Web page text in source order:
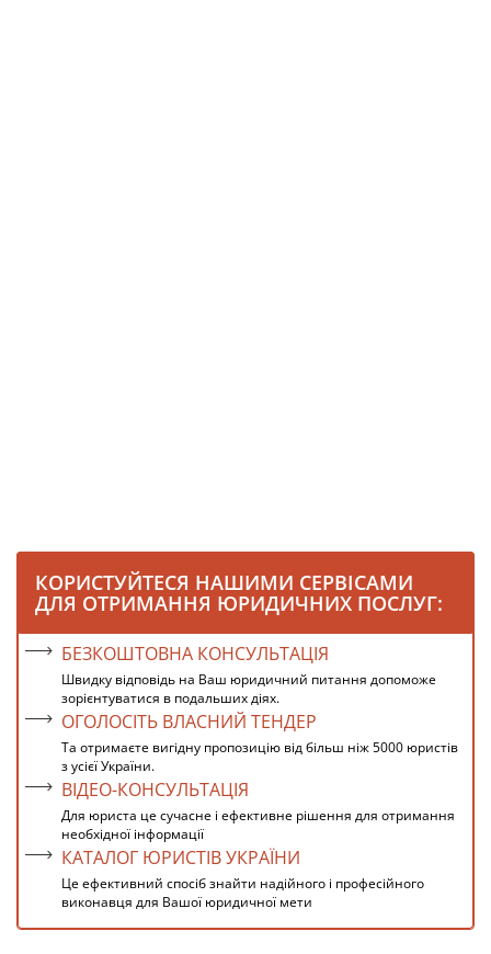
КОРИСТУЙТЕСЯ НАШИМИ СЕРВІСАМИ
ДЛЯ ОТРИМАННЯ ЮРИДИЧНИХ ПОСЛУГ:
БЕЗКОШТОВНА КОНСУЛЬТАЦІЯ
Швидку відповідь на Ваш юридичний питання допоможе
зорієнтуватися в подальших діях.
ОГОЛОСІТЬ ВЛАСНИЙ ТЕНДЕР
Та отримаєте вигідну пропозицію від більш ніж 5000 юристів
з усієї України.
ВІДЕО-КОНСУЛЬТАЦІЯ
Для юриста це сучасне і ефективне рішення для отримання
необхідної інформації
КАТАЛОГ ЮРИСТІВ УКРАЇНИ
Це ефективний спосіб знайти надійного і професійного
виконавця для Вашої юридичної мети